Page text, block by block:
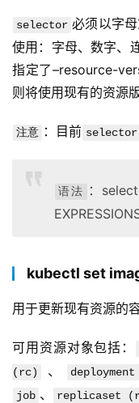
selector 必须以字
使用：字母、数字、
指定了–resource-
则将使用现有的资源版
注意 ：目前 selector
语法
：
kubectl set
用于更新现有资源的
可用资源对象包括：
(rc)
、
job 、 replicaset